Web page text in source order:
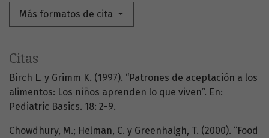
Más formatos de cita
Citas
Birch L. y Grimm K. (1997). “Patrones de aceptación a los
alimentos: Los niños aprenden lo que viven”. En:
Pediatric Basics. 18: 2-9.
Chowdhury, M.; Helman, C. y Greenhalgh, T. (2000). “Food